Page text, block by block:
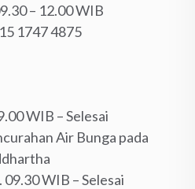
– 12.00 WIB
1747 4875‬
WIB – Selesai
Air Bunga pada
WIB – Selesai